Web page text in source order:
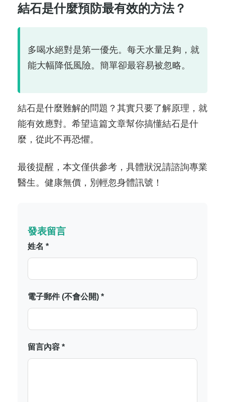
結石是什麼預防最有效的方法？
多喝水絕對是第一優先。每天水量足夠，就
能大幅降低風險。簡單卻最容易被忽略。
結石是什麼難解的問題？其實只要了解原理，就
能有效應對。希望這篇文章幫你搞懂結石是什
麼，從此不再恐懼。
最後提醒，本文僅供參考，具體狀況請諮詢專業
醫生。健康無價，別輕忽身體訊號！
發表留言
姓名 *
電子郵件 (不會公開) *
留言內容 *